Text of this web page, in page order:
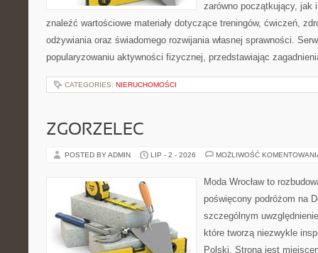
zarówno początkujący, jak
znaleźć wartościowe materiały dotyczące treningów, ćwiczeń,
odżywiania oraz świadomego rozwijania własnej sprawności.
popularyzowaniu aktywności fizycznej, przedstawiając
CATEGORIES: NIERUCHOMOŚCI
ZGORZELEC
POSTED BY ADMIN LIP - 2 - 2026 MOŻLIWOŚĆ
Moda Wrocław to
poświęcony podróżom na
szczególnym
które tworzą niezwykle
Polski. Strona jest